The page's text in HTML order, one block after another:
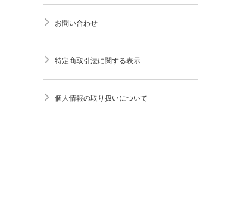
お問い合わせ
特定商取引法に関する表示
個人情報の取り扱いについて